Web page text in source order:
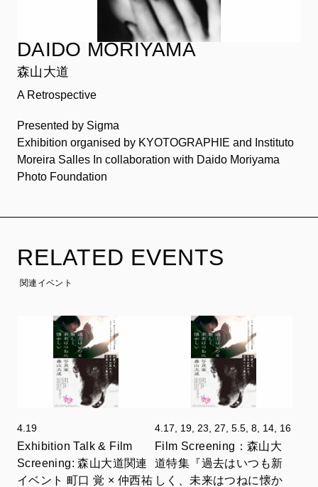
DAIDO MORIYAMA
森山大道
A Retrospective
Presented by Sigma
Exhibition organised by KYOTOGRAPHIE and Instituto
Moreira Salles In collaboration with Daido Moriyama
Photo Foundation
RELATED EVENTS
関連イベント
4.19
Exhibition Talk & Film
Screening: 森山大道関連
イベント 町口 覚 × 仲西祐
4.17, 19, 23, 27, 5.5, 8, 14, 16
Film Screening：森山大
道特集『過去はいつも新
しく、未来はつねに懐か